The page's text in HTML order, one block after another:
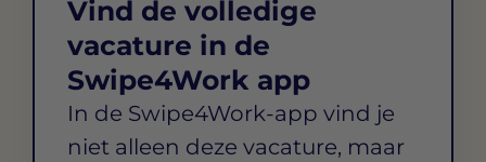
Vind de volledige
vacature in de
Swipe4Work app
In de Swipe4Work-app vind je
niet alleen deze vacature, maar